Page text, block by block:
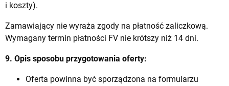
i koszty).
Zamawiający nie wyraża zgody na płatność zaliczkową.
Wymagany termin płatności FV nie krótszy niż 14 dni.
9. Opis sposobu przygotowania oferty:
Oferta powinna być sporządzona na formularzu